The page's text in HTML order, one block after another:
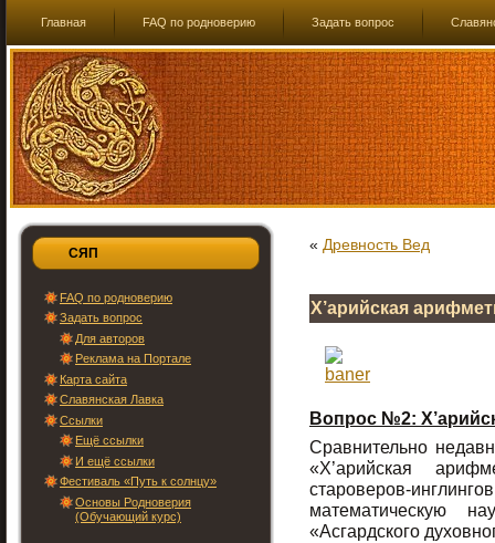
Главная FAQ по родноверию Задать вопрос
СЯП
FAQ по родноверию
Задать вопрос
Для авторов
Реклама на Портале
Карта сайта
Славянская Лавка
Ссылки
Ещё ссылки
И ещё ссылки
Фестиваль «Путь к солнцу»
Основы Родноверия
(Обучающий курс)
« Древность Вед
Х’арийская
Вопрос №2:
Сравнительно
«Х’арийская
староверов-
математическую
«Асгардского